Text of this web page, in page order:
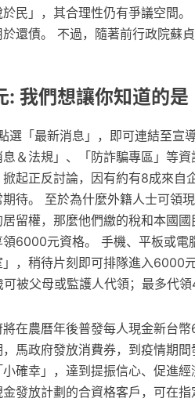
民」，其合理性仍有爭議空間
還債。 不過，隨著前行政院蘇
: 我們想讓你知道的是
選「最新消息」，即可連結至宣
＆法規」、「防詐騙專區」等
起正反討論，因有約有8成來
待。 至於為什麼外籍人士可領
留權，那麼他們繳的稅和本國
6000元資格。 手機、平板或
，稍待片刻即可排隊進入6000
被父母或監護人代領；最多代領
將在農曆年後普發每人現金新台
馬政府發放消費券，到疫情期
確幸」，達到提振信心、促進
發放計劃的合資格客戶，可在